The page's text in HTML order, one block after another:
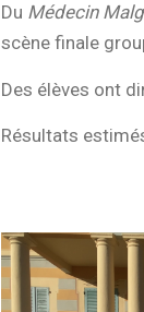
Du Médecin
scène finale
Des élèves ont
Résultats